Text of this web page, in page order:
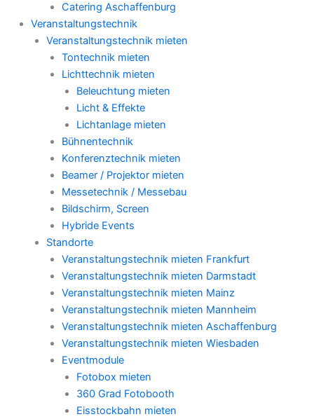
Catering Aschaffenburg
Veranstaltungstechnik
Veranstaltungstechnik mieten
Tontechnik mieten
Lichttechnik mieten
Beleuchtung mieten
Licht & Effekte
Lichtanlage mieten
Bühnentechnik
Konferenztechnik mieten
Beamer / Projektor mieten
Messetechnik / Messebau
Bildschirm, Screen
Hybride Events
Standorte
Veranstaltungstechnik mieten Frankfurt
Veranstaltungstechnik mieten Darmstadt
Veranstaltungstechnik mieten Mainz
Veranstaltungstechnik mieten Mannheim
Veranstaltungstechnik mieten Aschaffenburg
Veranstaltungstechnik mieten Wiesbaden
Eventmodule
Fotobox mieten
360 Grad Fotobooth
Eisstockbahn mieten